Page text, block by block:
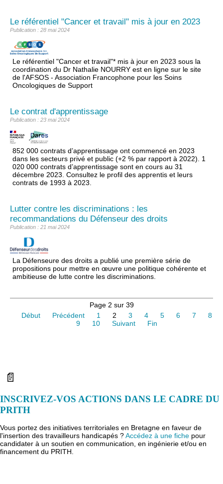
Le référentiel "Cancer et travail" mis à jour en 2023
Publication : 28 mai 2024
Le référentiel "Cancer et travail"* mis à jour en 2023 sous la
coordination du Dr Nathalie NOURRY est en ligne sur le site
de l'AFSOS - Association Francophone pour les Soins
Oncologiques de Support
Le contrat d'apprentissage
Publication : 23 mai 2024
852 000 contrats d’apprentissage ont commencé en 2023
dans les secteurs privé et public (+2 % par rapport à 2022). 1
020 000 contrats d’apprentissage sont en cours au 31
décembre 2023. Consultez le profil des apprentis et leurs
contrats de 1993 à 2023.
Lutter contre les discriminations : les
recommandations du Défenseur des droits
Publication : 21 mai 2024
La Défenseure des droits a publié une première série de
propositions pour mettre en œuvre une politique cohérente et
ambitieuse de lutte contre les discriminations.
Page 2 sur 39
Début
Précédent 1 2 3 4 5 6 7
8
9
10 Suivant Fin
📄
INSCRIVEZ-VOS ACTIONS DANS LE CADRE DU
PRITH
Vous portez des initiatives territoriales en Bretagne en faveur de
l'insertion des travailleurs handicapés ?Accédez à une fiche pour
candidater à un soutien en communication, en ingénierie et/ou en
financement du PRITH.